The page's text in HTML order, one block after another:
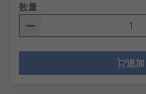
数量
追加